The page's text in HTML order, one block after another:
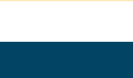
Bu ürüne ilk yorumu siz yapın!